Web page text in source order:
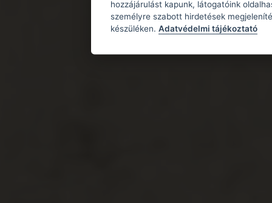
hozzájárulást kapunk, látogatóink
személyre szabott hirdetések
készüléken. Adatvédelmi tájékoztató